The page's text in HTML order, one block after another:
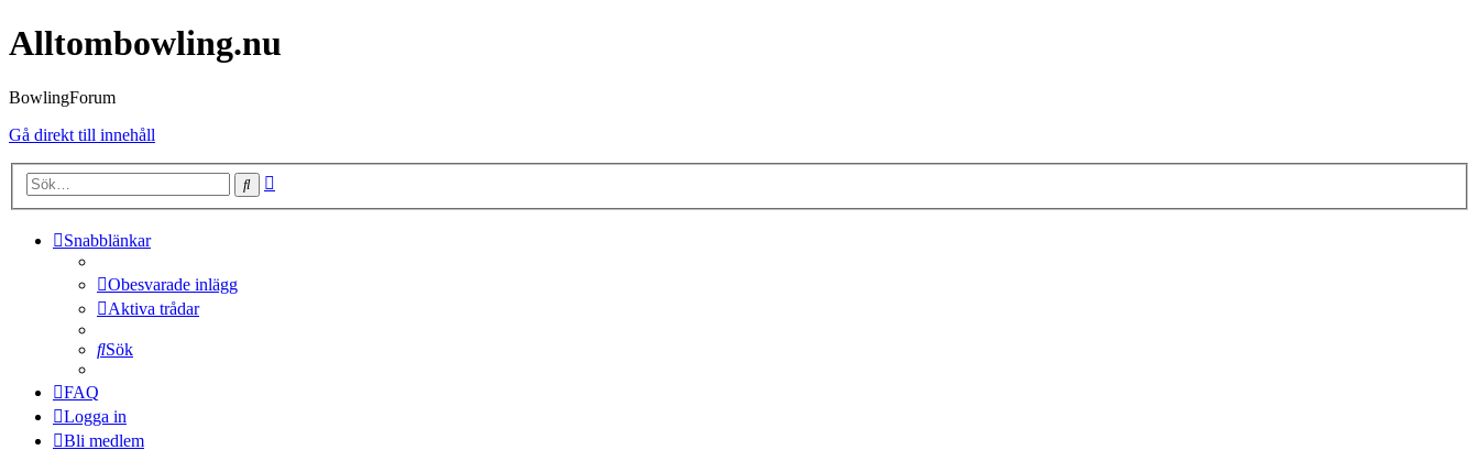
Alltombowling.nu
BowlingForum
Gå direkt till innehåll
Sök
Snabblänkar
Obesvarade inlägg
Aktiva trådar
Sök
FAQ
Logga in
Bli medlem